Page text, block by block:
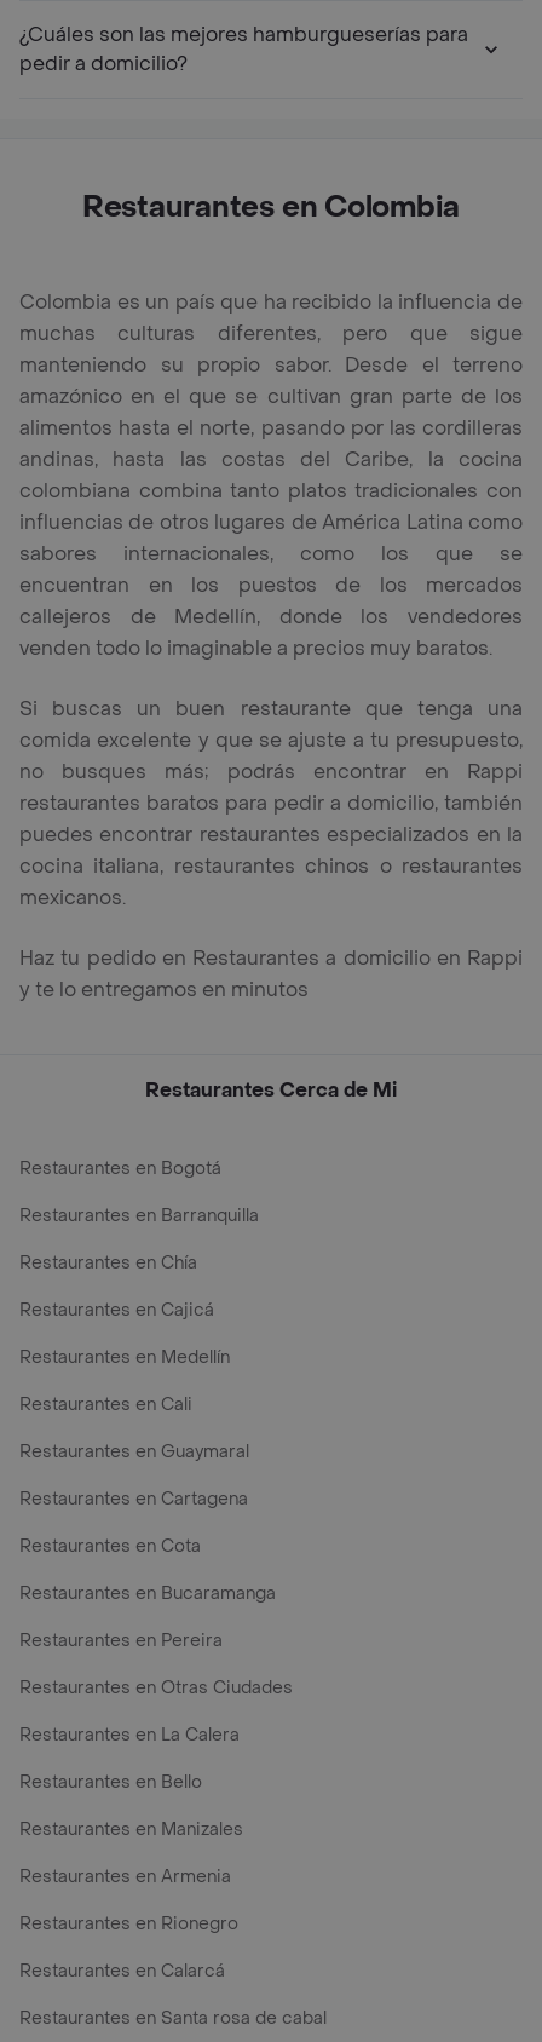
¿Cuáles son las mejores hamburgueserías para
pedir a domicilio?
Restaurantes en Colombia
Colombia es un país que ha recibido la influencia de
muchas culturas diferentes, pero que sigue
manteniendo su propio sabor. Desde el terreno
amazónico en el que se cultivan gran parte de los
alimentos hasta el norte, pasando por las cordilleras
andinas, hasta las costas del Caribe, la cocina
colombiana combina tanto platos tradicionales con
influencias de otros lugares de América Latina como
sabores internacionales, como los que se
encuentran en los puestos de los mercados
callejeros de Medellín, donde los vendedores
venden todo lo imaginable a precios muy baratos.
Si buscas un buen restaurante que tenga una
comida excelente y que se ajuste a tu presupuesto,
no busques más; podrás encontrar en Rappi
restaurantes baratos para pedir a domicilio, también
puedes encontrar restaurantes especializados en la
cocina italiana, restaurantes chinos o restaurantes
mexicanos.
Haz tu pedido en Restaurantes a domicilio en Rappi
y te lo entregamos en minutos
Restaurantes Cerca de Mi
Restaurantes en Bogotá
Restaurantes en Barranquilla
Restaurantes en Chía
Restaurantes en Cajicá
Restaurantes en Medellín
Restaurantes en Cali
Restaurantes en Guaymaral
Restaurantes en Cartagena
Restaurantes en Cota
Restaurantes en Bucaramanga
Restaurantes en Pereira
Restaurantes en Otras Ciudades
Restaurantes en La Calera
Restaurantes en Bello
Restaurantes en Manizales
Restaurantes en Armenia
Restaurantes en Rionegro
Restaurantes en Calarcá
Restaurantes en Santa rosa de cabal